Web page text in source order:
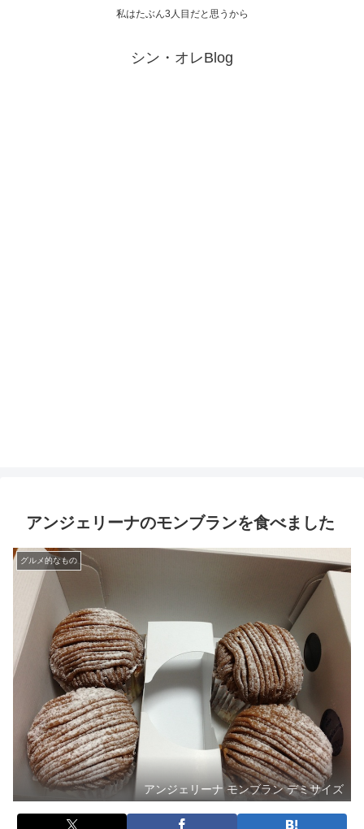
私はたぶん3人目だと思うから
シン・オレBlog
アンジェリーナのモンブランを食べました
グルメ的なもの
アンジェリーナ モンブラン デミサイズ